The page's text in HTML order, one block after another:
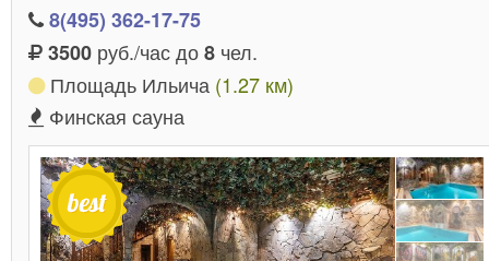
8(495) 362-17-75
3500 руб./час до8 чел.
Площадь Ильича (1.27 км)
Финская сауна